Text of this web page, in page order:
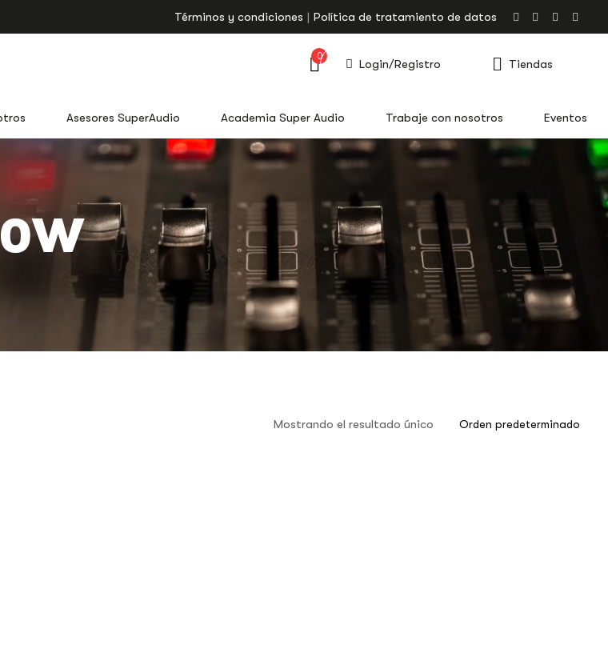
Términos y condiciones
Política de tratamiento de datos
0
Login/Registro Tiendas
Asesores SuperAudio Academia Super Audio Trabaje con nosotros Eventos
Mostrando el resultado único